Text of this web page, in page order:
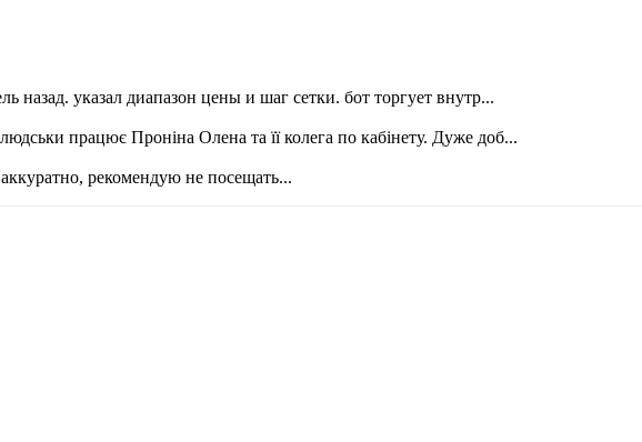
назад. указал диапазон цены и шаг сетки. бот торгует внутр...
працює Проніна Олена та її колега по кабінету. Дуже доб...
рекомендую не посещать...